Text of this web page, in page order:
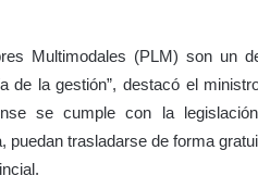
Multimodales (PLM) son un
de la gestión”, destacó el
se cumple con la
puedan trasladarse de forma